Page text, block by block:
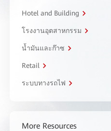
Hotel and Building
โรงงานอุตสาหกรรม
น้ำมันและก๊าซ
Retail
ระบบทางรถไฟ
More Resources